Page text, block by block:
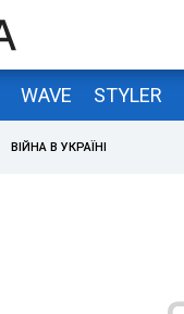
WAVE STYLER
ВІЙНА В УКРАЇНІ